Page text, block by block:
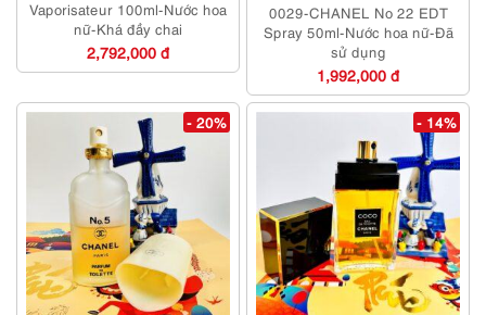
Vaporisateur 100ml-Nước hoa
nữ-Khá đầy chai
2,792,000 đ
0029-CHANEL No 22 EDT
Spray 50ml-Nước hoa nữ-Đã
sử dụng
1,992,000 đ
- 20% - 14%